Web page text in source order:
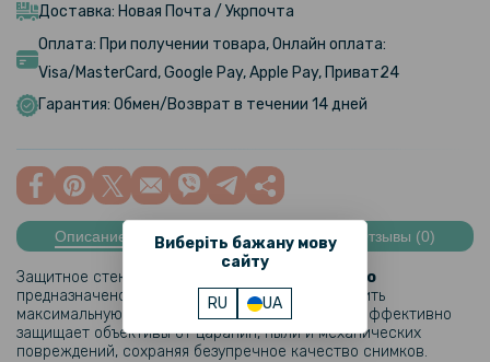
Виберіть бажану мову
сайту
RU UA
399 грн
Гидрогелевая пленка iNobi Privacy Matte для Google Pixel 9 Pro
199 грн
Противоударная гидрогелевая пленка Hydrogel Film для Google
Pixel 9 Pro на заднюю панель, Transparent
299 грн
Доставка: Новая Почта / Укрпочта
Оплата: При получении товара, Онлайн оплата:
Visa/MasterCard, Google Pay, Apple Pay, Приват24
Гарантия: Обмен/Возврат в течении 14 дней
Описание Характеристики Отзывы (0)
Защитное стекло для камеры
Google Pixel 9 Pro
предназначено для тех, кто стремится обеспечить
максимальную защиту своего смартфона. Оно эффективно
защищает объективы от царапин, пыли и механических
повреждений, сохраняя безупречное качество снимков.